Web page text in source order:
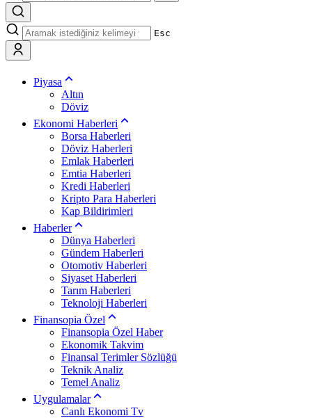
Esc
Piyasa
Altın
Döviz
Ekonomi Haberleri
Borsa Haberleri
Döviz Haberleri
Emlak Haberleri
Emtia Haberleri
Kredi Haberleri
Kripto Para Haberleri
Kap Bildirimleri
Haberler
Dünya Haberleri
Gündem Haberleri
Otomotiv Haberleri
Siyaset Haberleri
Tarım Haberleri
Teknoloji Haberleri
Finansopia Özel
Finansopia Özel Haber
Ekonomik Takvim
Finansal Terimler Sözlüğü
Teknik Analiz
Temel Analiz
Uygulamalar
Canlı Ekonomi Tv